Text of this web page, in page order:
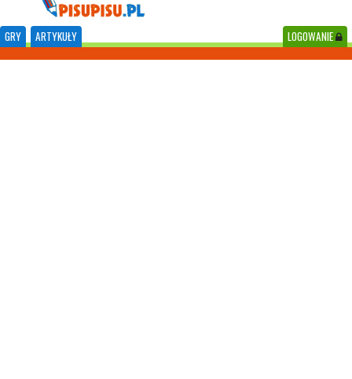
GRY ARTYKUŁY LOGOWANIE